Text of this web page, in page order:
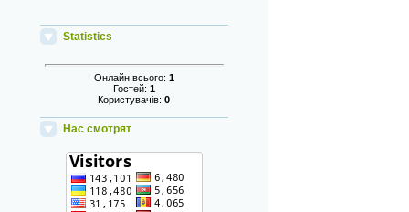
Statistics
Онлайн всього: 1
Гостей: 1
Користувачів:0
Нас смотрят